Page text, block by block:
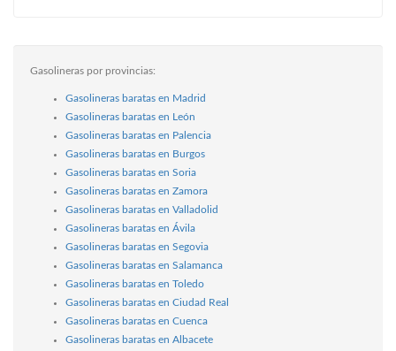
Gasolineras por provincias:
Gasolineras baratas en Madrid
Gasolineras baratas en León
Gasolineras baratas en Palencia
Gasolineras baratas en Burgos
Gasolineras baratas en Soria
Gasolineras baratas en Zamora
Gasolineras baratas en Valladolid
Gasolineras baratas en Ávila
Gasolineras baratas en Segovia
Gasolineras baratas en Salamanca
Gasolineras baratas en Toledo
Gasolineras baratas en Ciudad Real
Gasolineras baratas en Cuenca
Gasolineras baratas en Albacete